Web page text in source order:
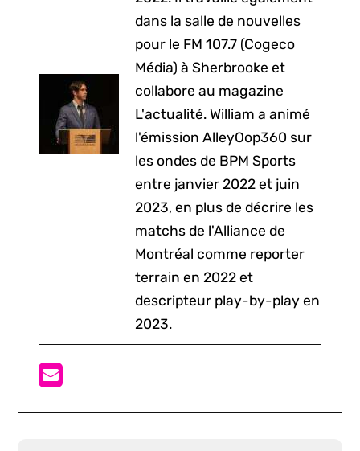
dans la salle de nouvelles
pour le FM 107.7 (Cogeco
Média) à Sherbrooke et
collabore au magazine
L'actualité. William a animé
l'émission AlleyOop360 sur
les ondes de BPM Sports
entre janvier 2022 et juin
2023, en plus de décrire les
matchs de l'Alliance de
Montréal comme reporter
terrain en 2022 et
descripteur play-by-play en
2023.